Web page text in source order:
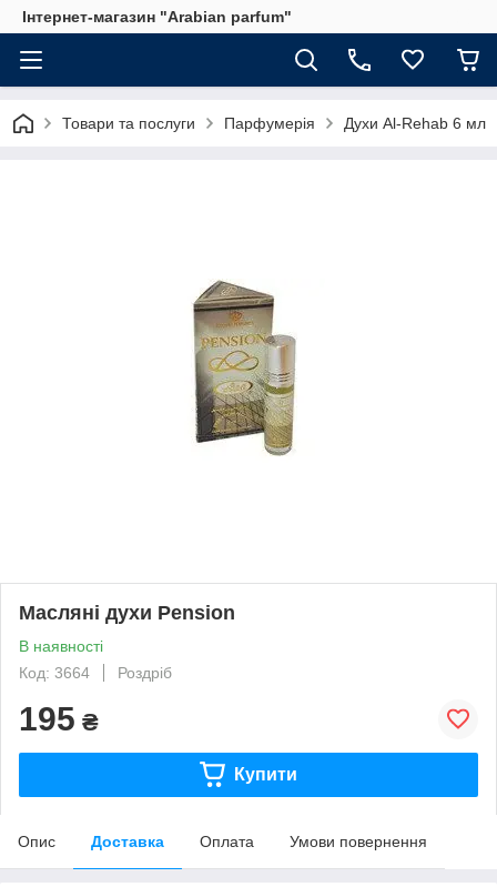
Інтернет-магазин "Arabian parfum"
Товари та послуги Парфумерія Духи Al-Rehab 6 мл
Масляні духи Pension
В наявності
Код: 3664
Роздріб
195 ₴
Купити
Опис Доставка Оплата Умови повернення